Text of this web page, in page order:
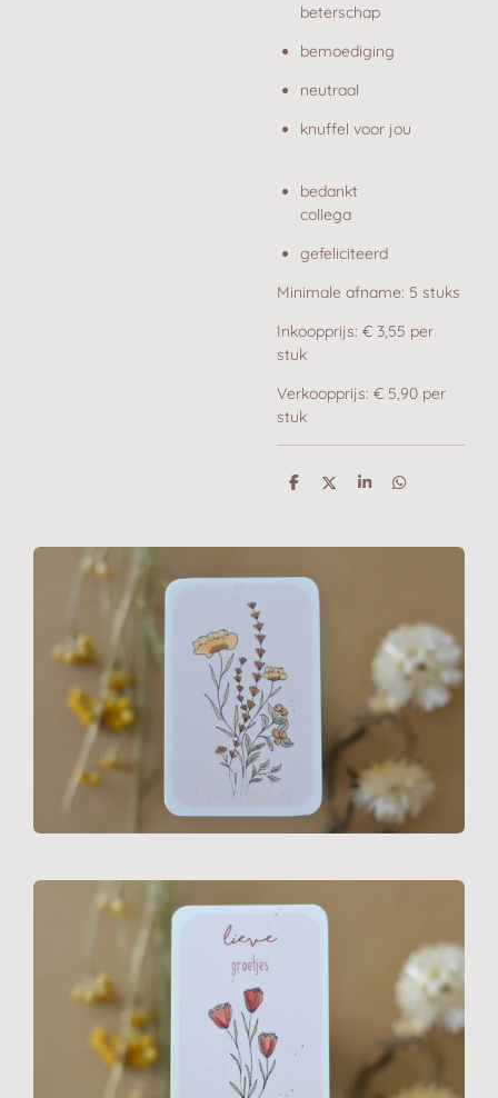
beterschap
bemoediging
neutraal
knuffel voor jou
bedankt
collega
gefeliciteerd
Minimale afname: 5 stuks
Inkoopprijs: € 3,55 per
stuk
Verkoopprijs: € 5,90 per
stuk
D
n
D
S
e
D
n